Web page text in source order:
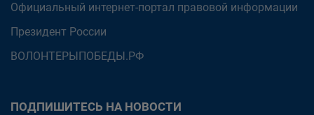
Официальный интернет-портал правовой информации
Президент России
ВОЛОНТЕРЫПОБЕДЫ.РФ
ПОДПИШИТЕСЬ НА НОВОСТИ